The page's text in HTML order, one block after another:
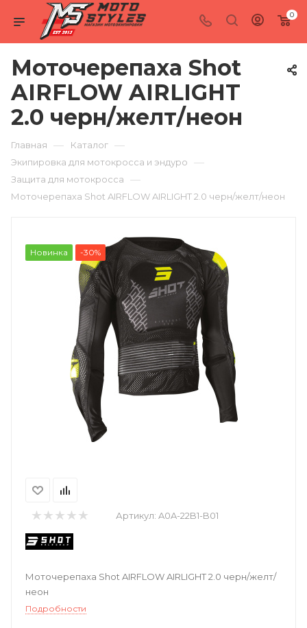
0
Моточерепаха Shot
AIRFLOW AIRLIGHT
2.0 черн/желт/неон
Главная — Каталог —
Экипировка для мотокросса и эндуро —
Защита для мотокросса —
Моточерепаха Shot AIRFLOW AIRLIGHT 2.0 черн/желт/неон
Новинка -30%
Артикул: A0A-22B1-B01
Моточерепаха Shot AIRFLOW AIRLIGHT 2.0 черн/желт/
неон
Подробности